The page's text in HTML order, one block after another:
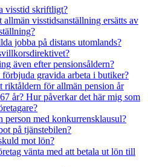
visstid skriftligt?
allmän visstidsanställning ersätts av
jobba på distans utomlands?
även efter pensionsåldern?
gravida arbeta i butiker?
riktåldern för allmän pension år
år? Hur påverkar det här mig som
person med konkurrensklausul?
på tjänstebilen?
mot lön?
vänta med att betala ut lön till